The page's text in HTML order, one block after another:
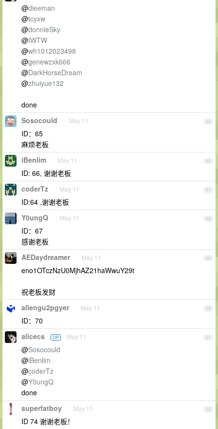
@dieeman
@tcyxw
@donnieSky
@IWTW
@wh1012023498
@genewzxk666
@DarkHorseDream
@zhuiyue132
done
45
Sosocould May 11
ID：65
麻烦老板
46
iBenlim May 11
ID: 66, 谢谢老板
47
coderTz May 11
ID:64 ,谢谢老板
48
Y0ungQ May 11
ID：67
感谢老板
49
AEDaydreamer May 11
eno1OTczNzU0MjhAZ21haWwuY29t
祝老板发财
50
allengu2pgyer May 11
ID：70
51
alicecs OP May 11
@Sosocould
@iBenlim
@coderTz
@Y0ungQ
done
52
superfatboy May 11
ID 74 谢谢老板！